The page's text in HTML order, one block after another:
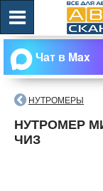
Чат в Max
НУТРОМЕРЫ
НУТРОМЕР
ЧИЗ